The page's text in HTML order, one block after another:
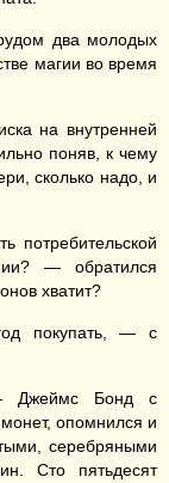
два молодых
магии во время
на внутренней
поняв, к чему
сколько надо, и
потребительской
— обратился
хватит?
покупать, — с
Джеймс Бонд с
опомнился и
серебряными
Сто пятьдесят